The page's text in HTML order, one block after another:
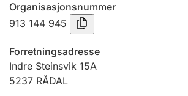
Tinglysing
Jeger
Betaling og jegeravgiftskort
Organisasjonsnummer
913 144 945
Forretningsadresse
Indre Steinsvik 15A
5237 RÅDAL